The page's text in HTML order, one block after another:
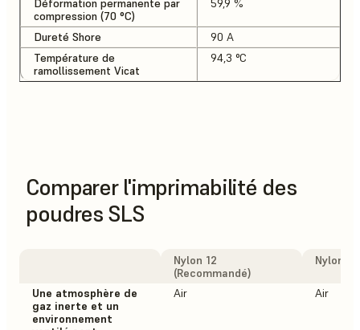
Déformation permanente par
compression (70 °C)
59,9 %
Dureté Shore
90 A
Température de
ramollissement Vicat
94,3 °C
Comparer l'imprimabilité des
poudres SLS
Nylon 12
(Recommandé)
Nylon
Une atmosphère de
gaz inerte et un
environnement
Air Air